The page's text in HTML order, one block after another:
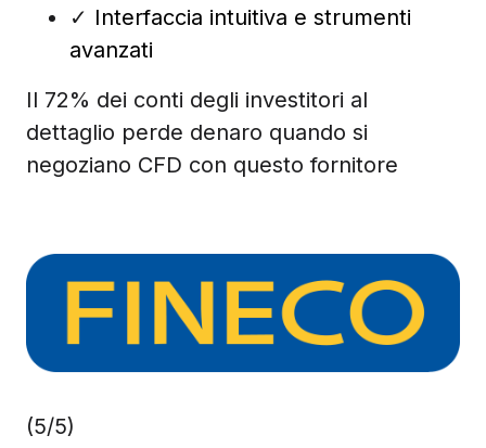
✓ Interfaccia intuitiva e strumenti
avanzati
Il 72% dei conti degli investitori al
dettaglio perde denaro quando si
negoziano CFD con questo fornitore
(5/5)